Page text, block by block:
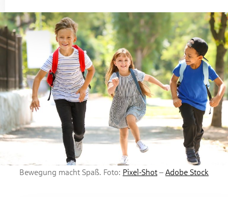
Bewegung macht Spaß. Foto: Pixel-Shot – Adobe Stock